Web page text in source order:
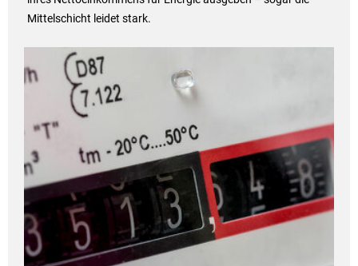
Mittelschicht leidet stark.